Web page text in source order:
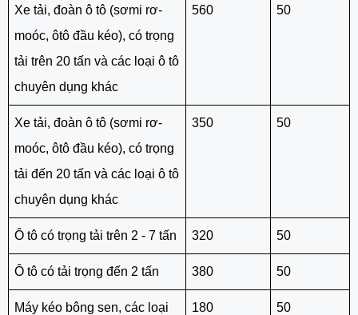
Xe tải, đoàn ô tô (sơmi rơ-
moóc, ôtô đầu kéo), có trọng
tải trên 20 tấn và các loại ô tô
chuyên dụng khác
560 50
Xe tải, đoàn ô tô (sơmi rơ-
moóc, ôtô đầu kéo), có trọng
tải đến 20 tấn và các loại ô tô
chuyên dụng khác
350 50
Ô tô có trọng tải trên 2 - 7 tấn 320 50
Ô tô có tải trọng đến 2 tấn 380 50
Máy kéo bông sen, các loại
180 50